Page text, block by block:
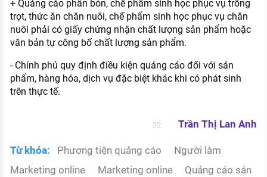
+ Quảng cáo phân bón, chế phẩm sinh học phục vụ trồng
trọt, thức ăn chăn nuôi, chế phẩm sinh học phục vụ chăn
nuôi phải có giấy chứng nhận chất lượng sản phẩm hoặc
văn bản tự công bố chất lượng sản phẩm.
- Chính phủ quy định điều kiện quảng cáo đối với sản
phẩm, hàng hóa, dịch vụ đặc biệt khác khi có phát sinh
trên thực tế.
32 Trần Thị Lan Anh
Từ khóa: Phương tiện quảng cáo
Người làm
Marketing online
Marketing online
Quảng cáo sản